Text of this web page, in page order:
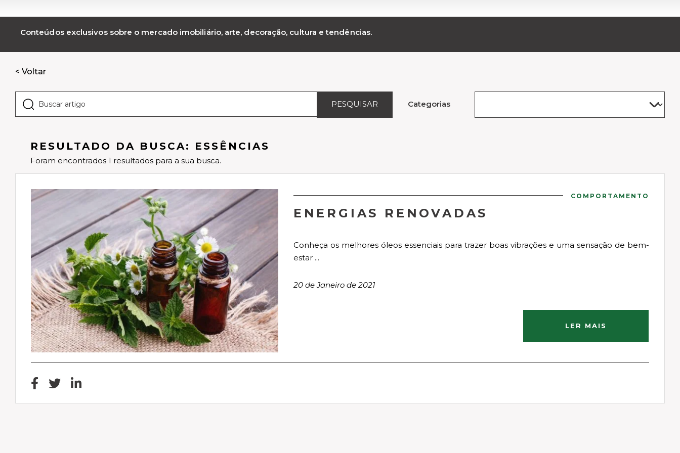
Conteúdos exclusivos sobre o mercado imobiliário, arte, decoração, cultura e tendências.
< Voltar
PESQUISAR Categorias
RESULTADO DA BUSCA: ESSÊNCIAS
Foram encontrados 1 resultados para a sua busca.
COMPORTAMENTO
ENERGIAS RENOVADAS
Conheça os melhores óleos essenciais para trazer boas vibrações e uma sensação de bem-
estar ...
20 de Janeiro de 2021
LER MAIS